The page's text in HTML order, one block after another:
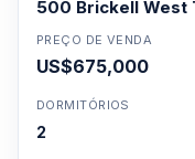
500 Brickell West
PREÇO DE VENDA
US$675,000
DORMITÓRIOS
2